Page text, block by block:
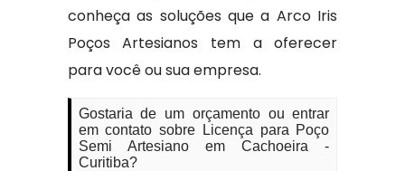
conheça as soluções que a Arco Iris
Poços Artesianos tem a oferecer
para você ou sua empresa.
Gostaria de um orçamento ou entrar
em contato sobre Licença para Poço
Semi Artesiano em Cachoeira -
Curitiba?